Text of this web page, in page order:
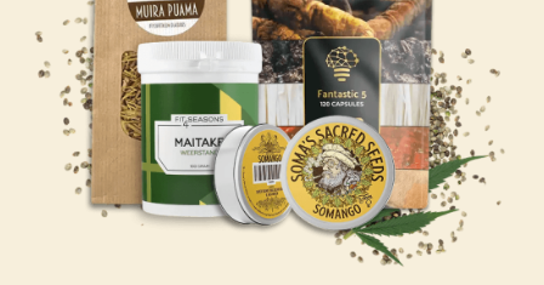
seleccionar
en
la
página
del
producto.